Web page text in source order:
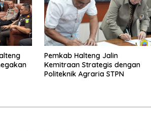
Pemkab Halteng Jalin
Kemitraan Strategis dengan
Politeknik Agraria STPN